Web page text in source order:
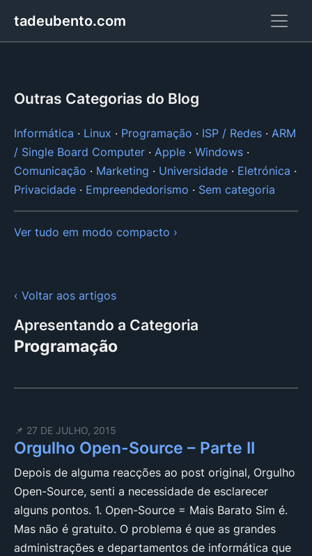
tadeubento.com
‹ Voltar aos artigos
Apresentando a Categoria
Programação
📌 27 DE JULHO, 2015
Orgulho Open-Source – Parte II
Depois de alguma reacções ao post original, Orgulho
Open-Source, senti a necessidade de esclarecer
alguns pontos. 1. Open-Source = Mais Barato Sim é.
Mas não é gratuito. O problema é que as grandes
administrações e departamentos de informática que
Outras Categorias do Blog
Informática Linux Programação ISP / Redes
ARM
/ Single Board Computer
Apple
Windows
Comunicação
Marketing Universidade
Eletrónica
Privacidade
Empreendedorismo Sem categoria
Ver tudo em modo compacto ›